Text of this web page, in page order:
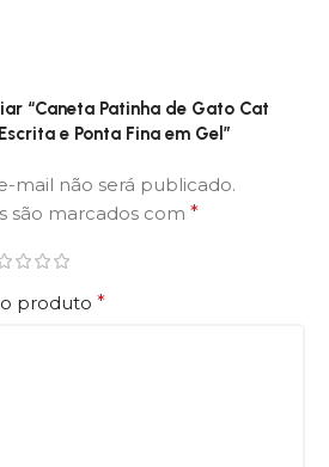
“Caneta Patinha de Gato Cat
e Ponta Fina em Gel”
mail não será publicado.
são marcados com *
o produto *